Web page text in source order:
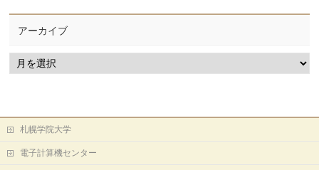
アーカイブ
ア
ー
札幌学院大学
電子計算機センター